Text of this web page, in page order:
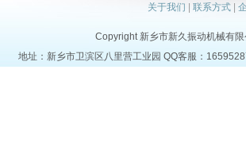
关于我们 | 联系方式|
Copyright 新乡市新久振动机械有
地址：新乡市卫滨区八里营工业园 QQ客服：